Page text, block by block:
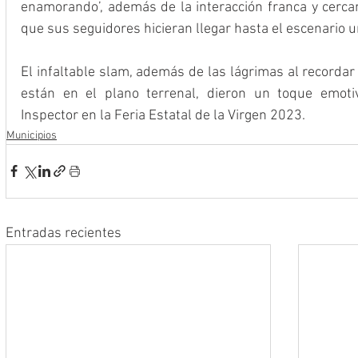
enamorando’, además de la interacción franca y
que sus seguidores hicieran llegar hasta el escenario
El infaltable slam, además de las lágrimas al
están en el plano terrenal, dieron un toque
Inspector en la Feria Estatal de la Virgen 2023.
Municipios
Entradas recientes